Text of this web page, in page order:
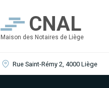
Rue Saint-Rémy 2, 4000 Liège
CNAL
Maison des Notaires de Liège